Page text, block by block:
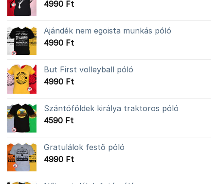
4990 Ft
Ajándék nem egoista munkás póló
4990 Ft
But First volleyball póló
4990 Ft
Szántóföldek királya traktoros póló
4590 Ft
Gratulálok festő póló
4990 Ft